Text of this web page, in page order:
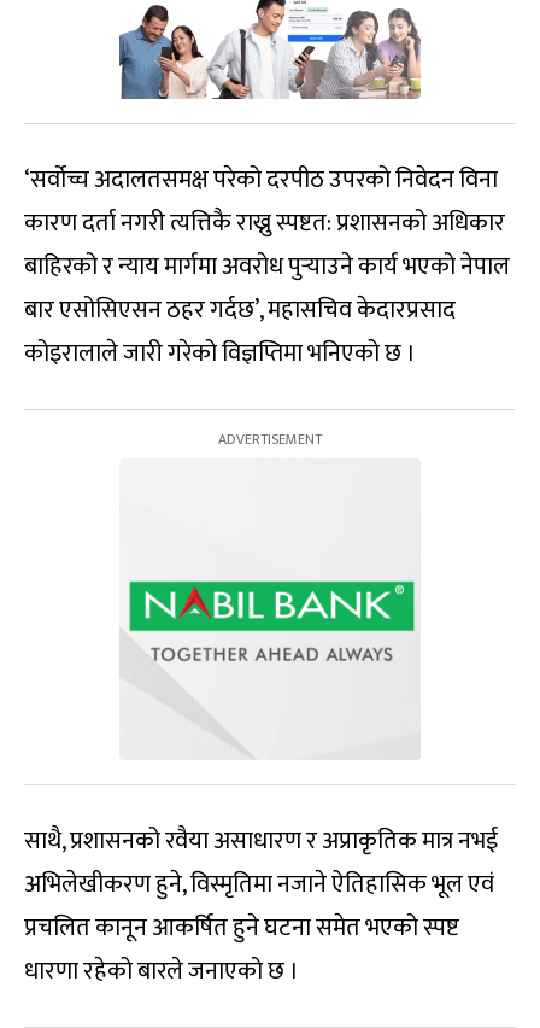
‘सर्वोच्च अदालतसमक्ष परेको दरपीठ उपरको निवेदन विना
कारण दर्ता नगरी त्यत्तिकै राख्नु स्पष्टत: प्रशासनको अधिकार
बाहिरको र न्याय मार्गमा अवरोध पुर्‍याउने कार्य भएको नेपाल
बार एसोसिएसन ठहर गर्दछ’, महासचिव केदारप्रसाद
कोइरालाले जारी गरेको विज्ञप्तिमा भनिएको छ ।
साथै, प्रशासनको रवैया असाधारण र अप्राकृतिक मात्र नभई
अभिलेखीकरण हुने, विस्मृतिमा नजाने ऐतिहासिक भूल एवं
प्रचलित कानून आकर्षित हुने घटना समेत भएको स्पष्ट
धारणा रहेको बारले जनाएको छ ।